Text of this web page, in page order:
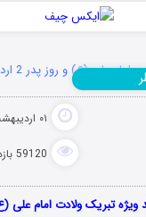
(ع) و روز پدر 2 اردیبهشت 1395
۰۱ اردیبهشت ۱۳۹۵
59120 بازدید